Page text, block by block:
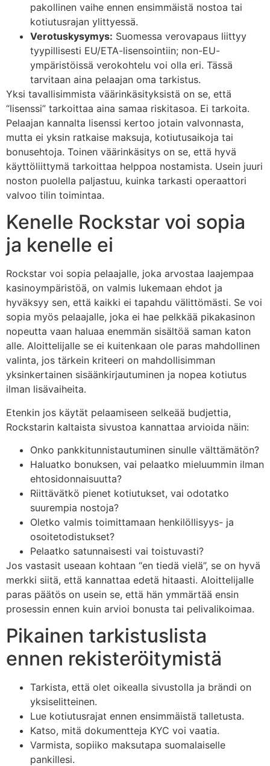
pakollinen vaihe ennen ensimmäistä nostoa tai
kotiutusrajan ylittyessä.
Verotuskysymys: Suomessa verovapaus liittyy
tyypillisesti EU/ETA-lisensointiin; non-EU-
ympäristöissä verokohtelu voi olla eri. Tässä
tarvitaan aina pelaajan oma tarkistus.
Yksi tavallisimmista väärinkäsityksistä on se, että
“lisenssi” tarkoittaa aina samaa riskitasoa. Ei tarkoita.
Pelaajan kannalta lisenssi kertoo jotain valvonnasta,
mutta ei yksin ratkaise maksuja, kotiutusaikoja tai
bonusehtoja. Toinen väärinkäsitys on se, että hyvä
käyttöliittymä tarkoittaa helppoa nostamista. Usein juuri
noston puolella paljastuu, kuinka tarkasti operaattori
valvoo tilin toimintaa.
Kenelle Rockstar voi sopia
ja kenelle ei
Rockstar voi sopia pelaajalle, joka arvostaa laajempaa
kasinoympäristöä, on valmis lukemaan ehdot ja
hyväksyy sen, että kaikki ei tapahdu välittömästi. Se voi
sopia myös pelaajalle, joka ei hae pelkkää pikakasinon
nopeutta vaan haluaa enemmän sisältöä saman katon
alle. Aloittelijalle se ei kuitenkaan ole paras mahdollinen
valinta, jos tärkein kriteeri on mahdollisimman
yksinkertainen sisäänkirjautuminen ja nopea kotiutus
ilman lisävaiheita.
Etenkin jos käytät pelaamiseen selkeää budjettia,
Rockstarin kaltaista sivustoa kannattaa arvioida näin:
Onko pankkitunnistautuminen sinulle välttämätön?
Haluatko bonuksen, vai pelaatko mieluummin ilman
ehtosidonnaisuutta?
Riittävätkö pienet kotiutukset, vai odotatko
suurempia nostoja?
Oletko valmis toimittamaan henkilöllisyys- ja
osoitetodistukset?
Pelaatko satunnaisesti vai toistuvasti?
Jos vastasit useaan kohtaan “en tiedä vielä”, se on hyvä
merkki siitä, että kannattaa edetä hitaasti. Aloittelijalle
paras päätös on usein se, että hän ymmärtää ensin
prosessin ennen kuin arvioi bonusta tai pelivalikoimaa.
Pikainen tarkistuslista
ennen rekisteröitymistä
Tarkista, että olet oikealla sivustolla ja brändi on
yksiselitteinen.
Lue kotiutusrajat ennen ensimmäistä talletusta.
Katso, mitä dokumentteja KYC voi vaatia.
Varmista, sopiiko maksutapa suomalaiselle
pankillesi.